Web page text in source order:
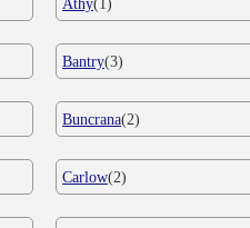
Bantry(3)
Buncrana(2)
Carlow(2)